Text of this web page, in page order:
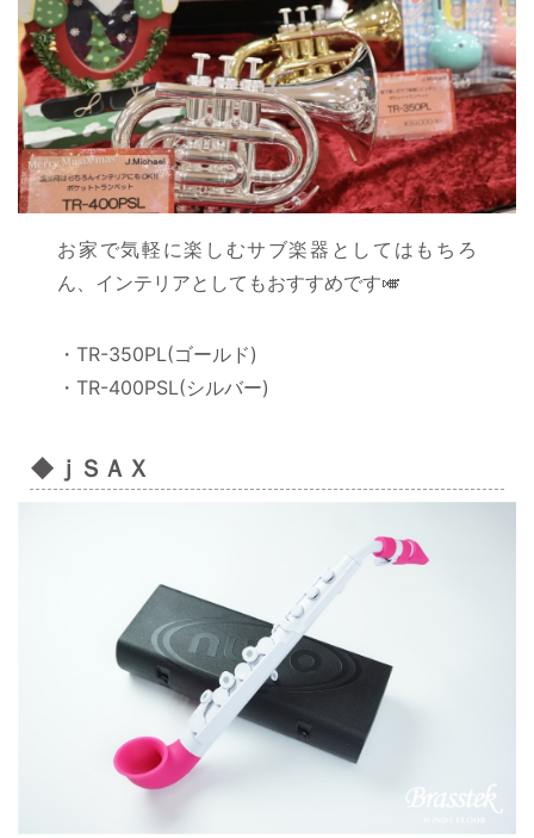
お家で気軽に楽しむサブ楽器としてはもちろ
ん、インテリアとしてもおすすめです🎺
・TR-350PL(ゴールド)
・TR-400PSL(シルバー)
◆ｊＳＡＸ